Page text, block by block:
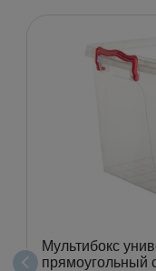
Мультибокс
прямоугольный